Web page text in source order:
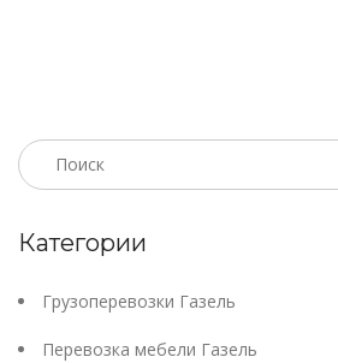
Категории
Грузоперевозки Газель
Перевозка мебели Газель